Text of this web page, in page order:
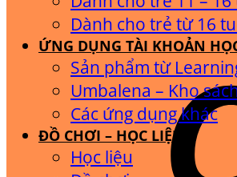
Dành cho trẻ từ 16
ỨNG DỤNG TÀI KHOẢN
Sản phẩm từ
Umbalena – Kho
Các ứng dụng khác
ĐỒ CHƠI – HỌC LIỆU
Học liệu